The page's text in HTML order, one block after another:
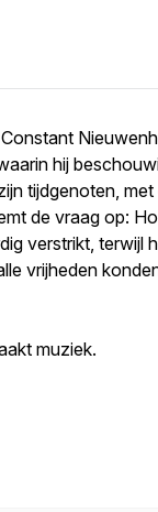
hij
tijdgenoten,
de vraag op:
verstrikt, terwijl
vrijheden
muziek.